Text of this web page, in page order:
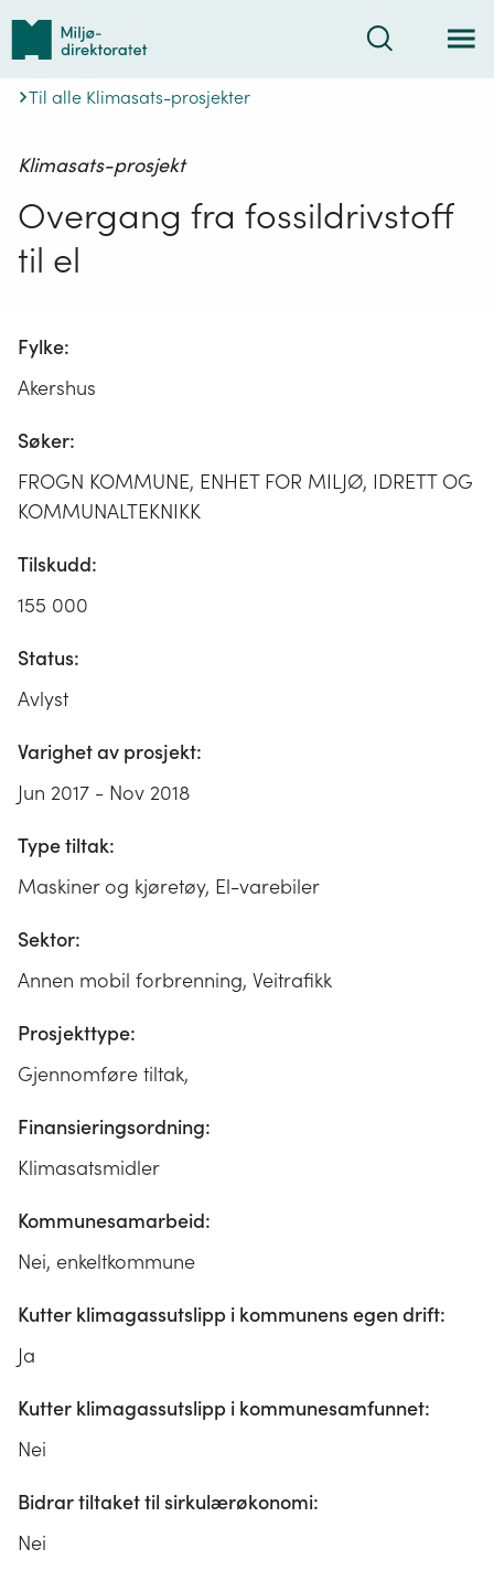
Tilbake
forsiden
Søk
Til alle Klimasats-prosjekter
Klimasats-prosjekt
Overgang fra fossildrivstoff
til el
Fylke:
Akershus
Søker:
FROGN KOMMUNE, ENHET FOR MILJØ, IDRETT OG
KOMMUNALTEKNIKK
Tilskudd:
155 000
Status:
Avlyst
Varighet av prosjekt:
Jun 2017 - Nov 2018
Type tiltak:
Maskiner og kjøretøy, El-varebiler
Sektor:
Annen mobil forbrenning, Veitrafikk
Prosjekttype:
Gjennomføre tiltak,
Finansieringsordning:
Klimasatsmidler
Kommunesamarbeid:
Nei, enkeltkommune
Kutter klimagassutslipp i kommunens egen drift:
Ja
Kutter klimagassutslipp i kommunesamfunnet:
Nei
Bidrar tiltaket til sirkulærøkonomi:
Nei